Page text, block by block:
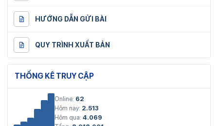
HƯỚNG DẪN GỬI BÀI
QUY TRÌNH XUẤT BẢN
THỐNG KÊ TRUY CẬP
Online: 62
Hôm nay: 2.513
Hôm qua: 4.069